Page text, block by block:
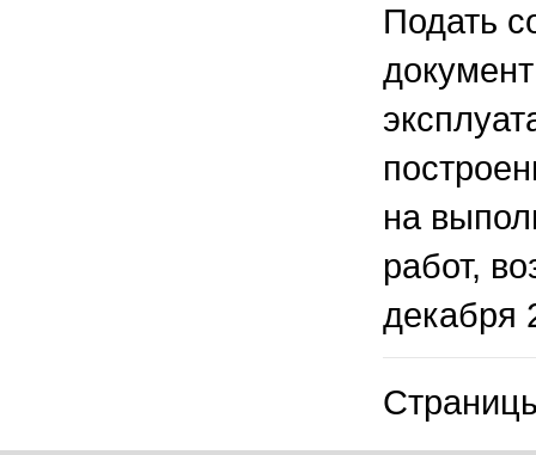
Подать
на
работ,
декабря